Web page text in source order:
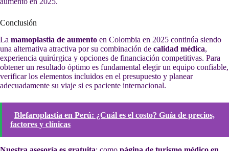
Conclusión
La mamoplastia de aumento en Colombia en 2025 continúa siendo
una alternativa atractiva por su combinación de calidad médica,
experiencia quirúrgica y opciones de financiación competitivas. Para
obtener un resultado óptimo es fundamental elegir un equipo confiable,
verificar los elementos incluidos en el presupuesto y planear
adecuadamente su viaje si es paciente internacional.
Blefaroplastia en Perú: ¿Cuál es el costo? Guía de precios,
factores y clínicas